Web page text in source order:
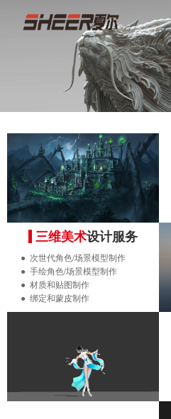
三维美术设计服务
● 次世代角色/场景模型制作
● 手绘角色/场景模型制作
● 材质和贴图制作
● 绑定和蒙皮制作